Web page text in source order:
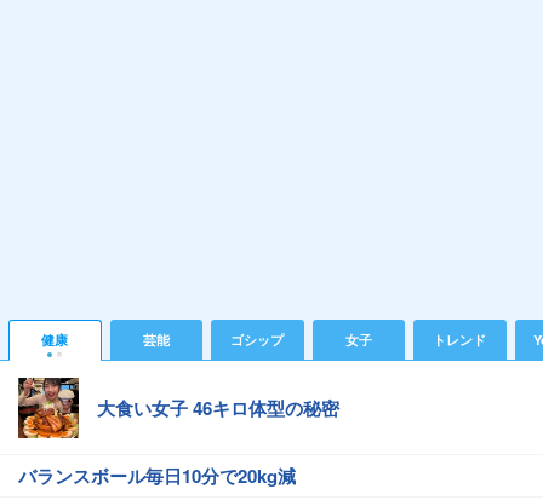
健康 芸能 ゴシップ 女子 トレンド
大食い女子 46キロ体型の秘密
バランスボール毎日10分で20kg減